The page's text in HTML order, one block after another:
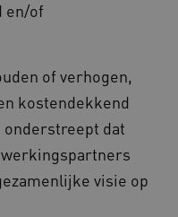
en/of
of verhogen,
kostendekkend
onderstreept dat
visie op
.youtube.com
Microsoft Corporation
.waardigheidentrots.nl
Policy